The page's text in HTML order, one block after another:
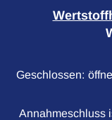
Klicken, um
Geschlossen:
Annahmeschluss